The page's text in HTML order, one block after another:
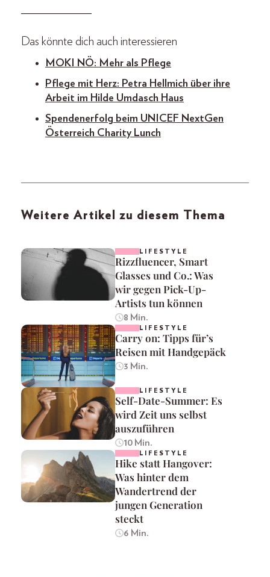
Das könnte dich auch interessieren
MOKI NÖ: Mehr als Pflege
Pflege mit Herz: Petra Hellmich über ihre
Arbeit im Hilde Umdasch Haus
Spendenerfolg beim UNICEF NextGen
Österreich Charity Lunch
Weitere Artikel zu diesem Thema
LIFESTYLE
Rizzfluencer, Smart
Glasses und Co.: Was
wir gegen Pick-Up-
Artists tun können
8 Min.
LIFESTYLE
Carry on: Tipps für’s
Reisen mit Handgepäck
3 Min.
LIFESTYLE
Self-Date-Summer: Es
wird Zeit uns selbst
auszuführen
10 Min.
LIFESTYLE
Hike statt Hangover:
Was hinter dem
Wandertrend der
jungen Generation
steckt
6 Min.